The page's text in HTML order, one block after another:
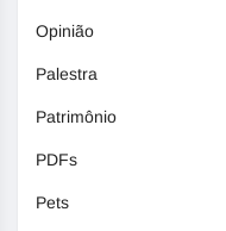
Opinião
Palestra
Patrimônio
PDFs
Pets